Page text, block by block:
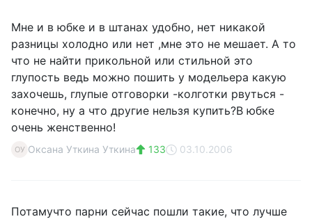
Мне и в юбке и в штанах удобно, нет никакой
разницы холодно или нет ,мне это не мешает. А то
что не найти прикольной или стильной это
глупость ведь можно пошить у модельера какую
захочешь, глупые отговорки -колготки рвуться -
конечно, ну а что другие нельзя купить?В юбке
очень женственно!
ОУ Оксана Уткина Уткина 133 03.10.2006
Потамучто парни сейчас пошли такие, что лучше